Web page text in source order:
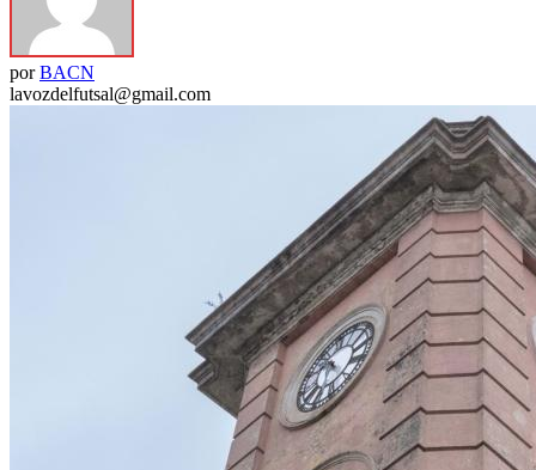
porBACN
lavozdelfutsal@gmail.com